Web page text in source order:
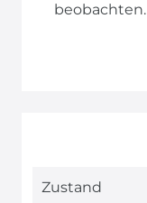
beobachten.
Technisches
Wert
Zustand